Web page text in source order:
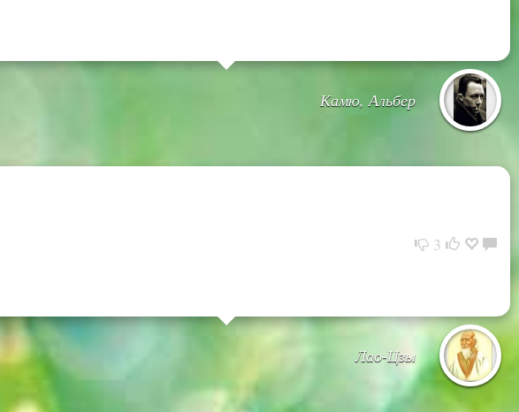
Камю, Альбер
3
Лао-Цзы